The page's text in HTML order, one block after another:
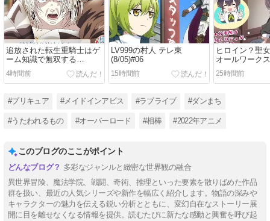
追放された転生重騎士はゲ
ーム知識で無双する
TBS(8/06)#06
4時間前
LV999の村人 テレ東
(8/05)#06
15時間前
ヒロイン？聖
オールワーク
(誇)!
25時間前
#プリキュア #メイドインアビス #ラブライブ #ダンまち
#うたわれるもの #オーバーロード #相棒 #2022年アニメ
このブログのここがポイント
多彩なジャンルと緻密な世界観の融合
異世界冒険、魔法学院、戦闘、奇術、推理といった要素を散りばめた作品
群を扱い、最近の人気シリーズや新作を幅広く紹介します。物語の深みや
キャラクターの魅力を伝える鋭い分析とともに、変幻自在なストーリー展
開に目を離せなくなる情報を提供。読むたびに新たな感動と興奮を呼び起